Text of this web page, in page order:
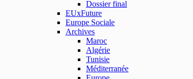
Dossier final
EUxFuture
Europe Sociale
Archives
Maroc
Algérie
Tunisie
Méditerranée